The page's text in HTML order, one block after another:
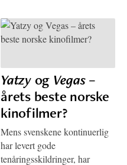
Yatzyog Vegas–
årets beste norske
kinofilmer?
Mens svenskene kontinuerlig
har levert gode
tenåringsskildringer, har